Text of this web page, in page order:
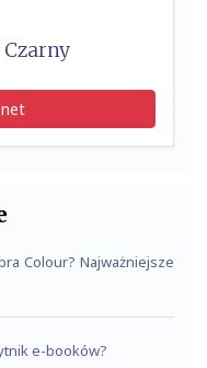
Czarny
Colour? Najważniejsze
e-booków?